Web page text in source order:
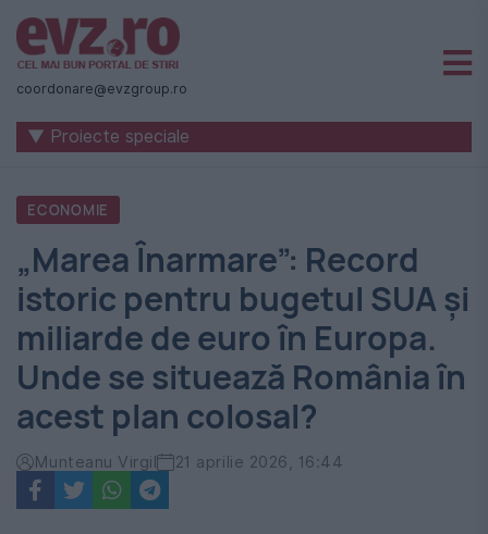
Știri
naționale
internaționale
România
-
Evenimentul
Zilei
coordonare@evzgroup.ro
▼ Proiecte speciale
ECONOMIE
„Marea Înarmare”: Record
istoric pentru bugetul SUA și
miliarde de euro în Europa.
Unde se situează România în
acest plan colosal?
Munteanu Virgil 21 aprilie 2026, 16:44